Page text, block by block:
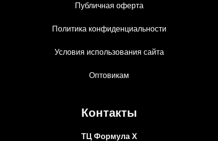
Публичная оферта
Политика конфиденциальности
Условия использования сайта
Оптовикам
Контакты
ТЦ Формула Х